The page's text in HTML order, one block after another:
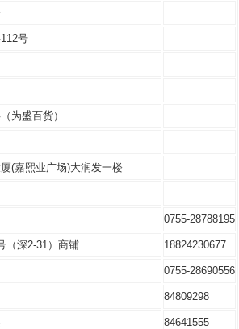
号
为盛百货）
(嘉熙业广场)大润发一楼
0755-28788195
夹层6号（深2-31）商铺 18824230677
0755-28690556
84809298
）首层 84641555